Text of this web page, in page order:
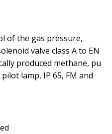
of the gas pressure,
valve class A to EN
produced methane, pu
lamp, IP 65, FM and